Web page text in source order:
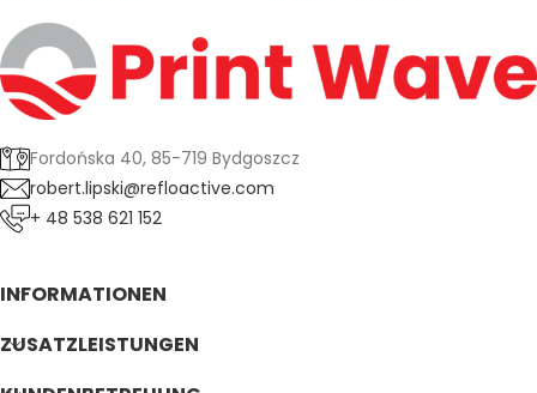
Fordońska 40, 85-719 Bydgoszcz
robert.lipski@refloactive.com
+ 48 538 621 152
INFORMATIONEN
ZUSATZLEISTUNGEN